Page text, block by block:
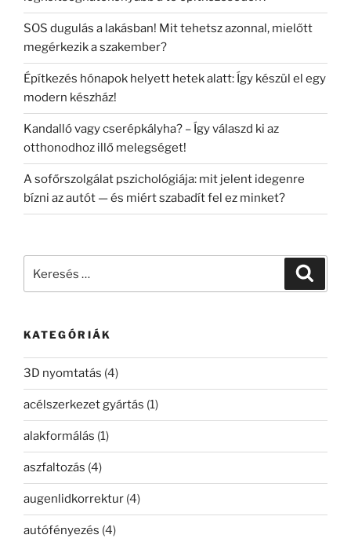
SOS dugulás a lakásban! Mit tehetsz azonnal, mielőtt
megérkezik a szakember?
Építkezés hónapok helyett hetek alatt: Így készül el egy
modern készház!
Kandalló vagy cserépkályha? – Így válaszd ki az
otthonodhoz illő melegséget!
A sofőrszolgálat pszichológiája: mit jelent idegenre
bízni az autót — és miért szabadít fel ez minket?
KATEGÓRIÁK
3D nyomtatás (4)
acélszerkezet gyártás (1)
alakformálás (1)
aszfaltozás (4)
augenlidkorrektur (4)
autófényezés (4)